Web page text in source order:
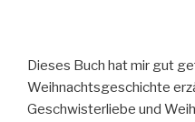
Dieses Buch hat mir gut
Weihnachtsgeschichte
Geschwisterliebe und